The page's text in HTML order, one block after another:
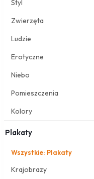
Styl
Zwierzęta
Ludzie
Erotyczne
Niebo
Pomieszczenia
Kolory
Plakaty
Wszystkie: Plakaty
Krajobrazy